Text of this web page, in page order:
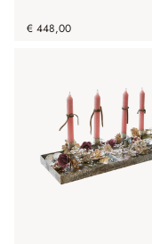
€ 448,00